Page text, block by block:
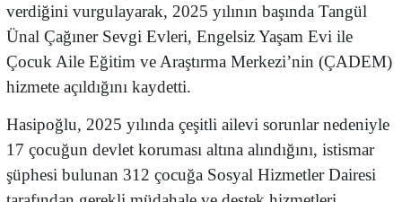
verdiğini vurgulayarak, 2025 yılının başında Tangül
Ünal Çağıner Sevgi Evleri, Engelsiz Yaşam Evi ile
Çocuk Aile Eğitim ve Araştırma Merkezi’nin (ÇADEM)
hizmete açıldığını kaydetti.
Hasipoğlu, 2025 yılında çeşitli ailevi sorunlar nedeniyle
17 çocuğun devlet koruması altına alındığını, istismar
şüphesi bulunan 312 çocuğa Sosyal Hizmetler Dairesi